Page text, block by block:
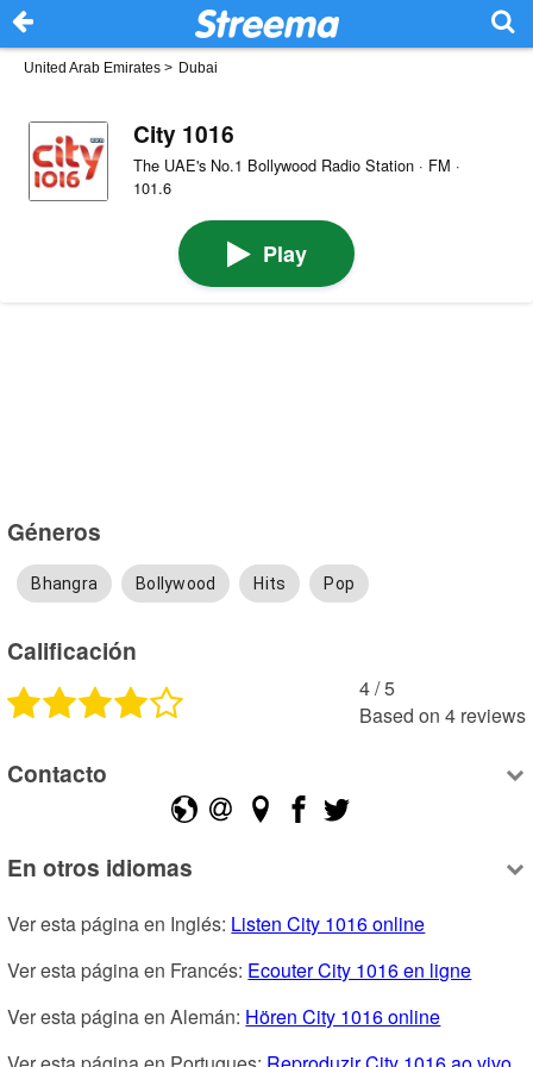
United Arab Emirates > Dubai
City 1016
The UAE's No.1 Bollywood Radio Station · FM ·
101.6
Play
Géneros
Bhangra Bollywood Hits Pop
Calificación
4 /5
Based on 4 reviews
Contacto
En otros idiomas
Ver esta página en Inglés: Listen City 1016 online
Ver esta página en Francés: Ecouter City 1016 en ligne
Ver esta página en Alemán: Hören City 1016 online